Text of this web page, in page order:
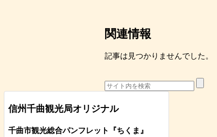
関連情報
記事は見つかりませんでした。
信州千曲観光局オリジナル
千曲市観光総合パンフレット 『ちくま 』